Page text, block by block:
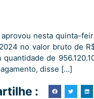
aprovou nesta quinta-
no valor bruto de
de
disse […]
: